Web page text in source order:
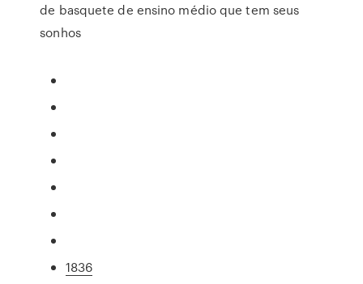
de basquete de ensino médio que tem seus
sonhos
1836